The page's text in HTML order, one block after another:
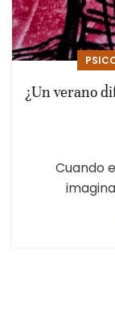
¿Un verano
Cuando